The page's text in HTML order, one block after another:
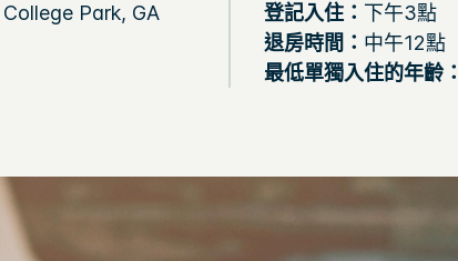
College Park, GA
登記入住： 下午3點
退房時間： 中午12點
最低單獨入住的年齡：